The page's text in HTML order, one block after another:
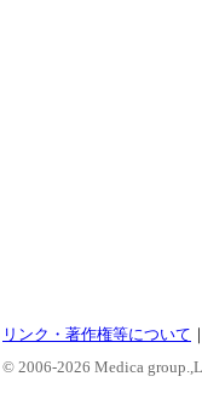
リンク・著作権等について
2006-2026 Medica